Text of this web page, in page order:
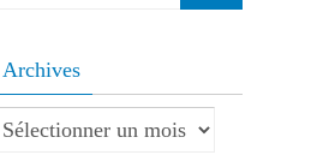
Archives
Archives